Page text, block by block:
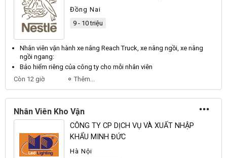
Đồng Nai
9 - 10 triệu
Nhân viên vận hành xe nâng Reach Truck, xe nâng ngồi, xe nâng
ngồi ngang:
Bảo hiểm riêng của công ty cho mỗi nhân viên
Còn 12 giờ
Thêm...
Nhân Viên Kho Vận
CÔNG TY CP DỊCH VỤ VÀ XUẤT NHẬP
KHẨU MINH ĐỨC
Hà Nội